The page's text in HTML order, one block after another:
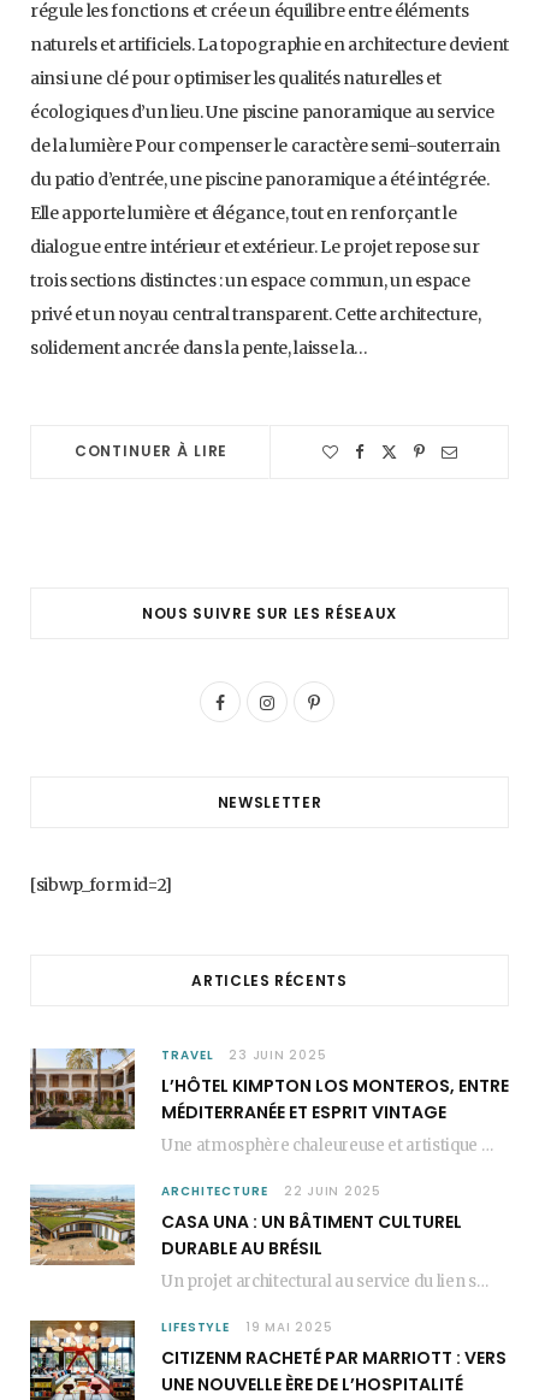
régule les fonctions et crée un équilibre entre éléments
naturels et artificiels. La topographie en architecture devient
ainsi une clé pour optimiser les qualités naturelles et
écologiques d’un lieu. Une piscine panoramique au service
de la lumière Pour compenser le caractère semi-souterrain
du patio d’entrée, une piscine panoramique a été intégrée.
Elle apporte lumière et élégance, tout en renforçant le
dialogue entre intérieur et extérieur. Le projet repose sur
trois sections distinctes : un espace commun, un espace
privé et un noyau central transparent. Cette architecture,
solidement ancrée dans la pente, laisse la…
CONTINUER À LIRE
NOUS SUIVRE SUR LES RÉSEAUX
F
k
I
a
P
s
NEWSLETTER
[sibwp_form id=2]
ARTICLES RÉCENTS
TRAVEL 23 JUIN 2025
L’HÔTEL KIMPTON LOS MONTEROS, ENTRE
MÉDITERRANÉE ET ESPRIT VINTAGE
Une atmosphère chaleureuse et artistique L’Hôtel Kimpton Los Monteros, récemment repensé par EL EQUIPO CREATIVO,…
ARCHITECTURE 22 JUIN 2025
CASA UNA : UN BÂTIMENT CULTUREL
DURABLE AU BRÉSIL
Un projet architectural au service du lien social Casa Una est un bâtiment culturel durable…
LIFESTYLE 19 MAI 2025
CITIZENM RACHETÉ PAR MARRIOTT : VERS
UNE NOUVELLE ÈRE DE L’HOSPITALITÉ